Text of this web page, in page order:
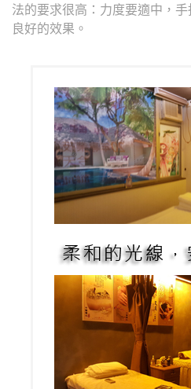
法的要求很高：力度要適中，
良好的效果。